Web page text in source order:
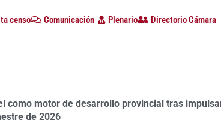
censo Comunicación Plenario Directorio Cámara
como motor de desarrollo provincial tras
de 2026
el aval técnico a la continuidad de la Central